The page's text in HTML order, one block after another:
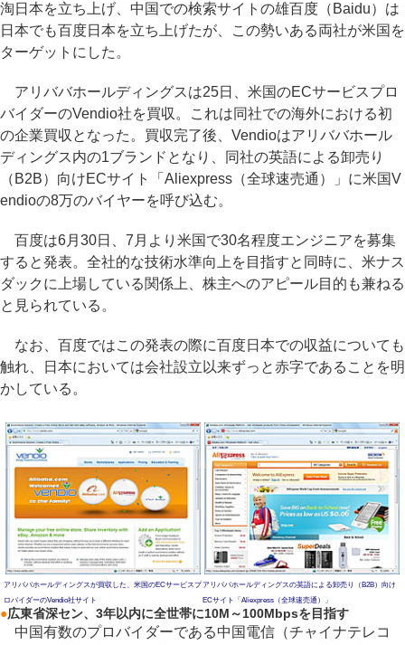
淘日本を立ち上げ、中国での検索サイトの雄百度（Baidu）は
日本でも百度日本を立ち上げたが、この勢いある両社が米国を
ターゲットにした。
アリババホールディングスは25日、米国のECサービスプロ
バイダーのVendio社を買収。これは同社での海外における初
の企業買収となった。買収完了後、Vendioはアリババホール
ディングス内の1ブランドとなり、同社の英語による卸売り
（B2B）向けECサイト「Aliexpress（全球速売通）」に米国V
endioの8万のバイヤーを呼び込む。
百度は6月30日、7月より米国で30名程度エンジニアを募集
すると発表。全社的な技術水準向上を目指すと同時に、米ナス
ダックに上場している関係上、株主へのアピール目的も兼ねる
と見られている。
なお、百度ではこの発表の際に百度日本での収益についても
触れ、日本においては会社設立以来ずっと赤字であることを明
かしている。
アリババホールディングスが買収した、米国のECサービスプ
ロバイダーのVendio社サイト
アリババホールディングスの英語による卸売り（B2B）向け
ECサイト「Aliexpress（全球速売通）」
●広東省深セン、3年以内に全世帯に10M～100Mbpsを目指す
中国有数のプロバイダーである中国電信（チャイナテレコ